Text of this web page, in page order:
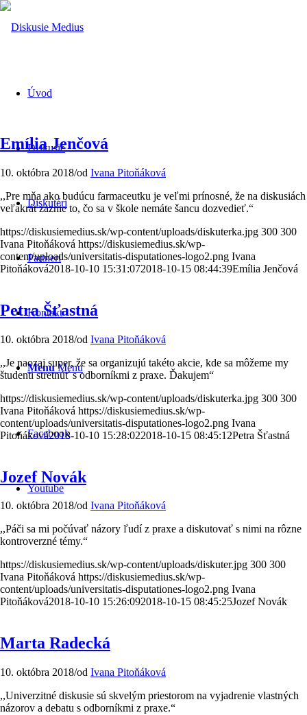
Úvod
Diskusie
Diskutéri
Partneri
Kontakt
Menu Menu
Facebook
Youtube
Emília Jenčová
10. októbra 2018/od Ivana Pitoňáková
,,Pre mňa ako budúcu farmaceutku je veľmi prínosné, že na diskusiách
veľakrát zaznie to, čo sa v škole nemáte šancu dozvedieť.“
https://diskusiemedius.sk/wp-content/uploads/diskuterka.jpg 300 300
Ivana Pitoňáková https://diskusiemedius.sk/wp-
content/uploads/universitatis-disputationes-logo2.png Ivana
Pitoňáková2018-10-10 15:31:072018-10-15 08:44:39Emília Jenčová
Petra Šťastná
10. októbra 2018/od Ivana Pitoňáková
,,Je naozaj super, že sa organizujú takéto akcie, kde sa môžeme my
študenti stretnúť s odborníkmi z praxe. Ďakujem“
https://diskusiemedius.sk/wp-content/uploads/diskuterka.jpg 300 300
Ivana Pitoňáková https://diskusiemedius.sk/wp-
content/uploads/universitatis-disputationes-logo2.png Ivana
Pitoňáková2018-10-10 15:28:022018-10-15 08:45:12Petra Šťastná
Jozef Novák
10. októbra 2018/od Ivana Pitoňáková
,,Páči sa mi počúvať názory ľudí z praxe a diskutovať s nimi na rôzne
kontroverzné témy.“
https://diskusiemedius.sk/wp-content/uploads/diskuter.jpg 300 300
Ivana Pitoňáková https://diskusiemedius.sk/wp-
content/uploads/universitatis-disputationes-logo2.png Ivana
Pitoňáková2018-10-10 15:26:092018-10-15 08:45:25Jozef Novák
Marta Radecká
10. októbra 2018/od Ivana Pitoňáková
,,Univerzitné diskusie sú skvelým priestorom na vyjadrenie vlastných
názorov a debatu s odborníkmi z praxe.“